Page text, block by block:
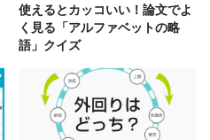
使えるとカッコいい！論文でよ
く見る「アルファベットの略
語」クイズ